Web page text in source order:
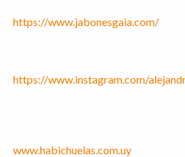
https://www.jabonesgaia.com/
https://www.instagram.com/
www.habichuelas.com.uy